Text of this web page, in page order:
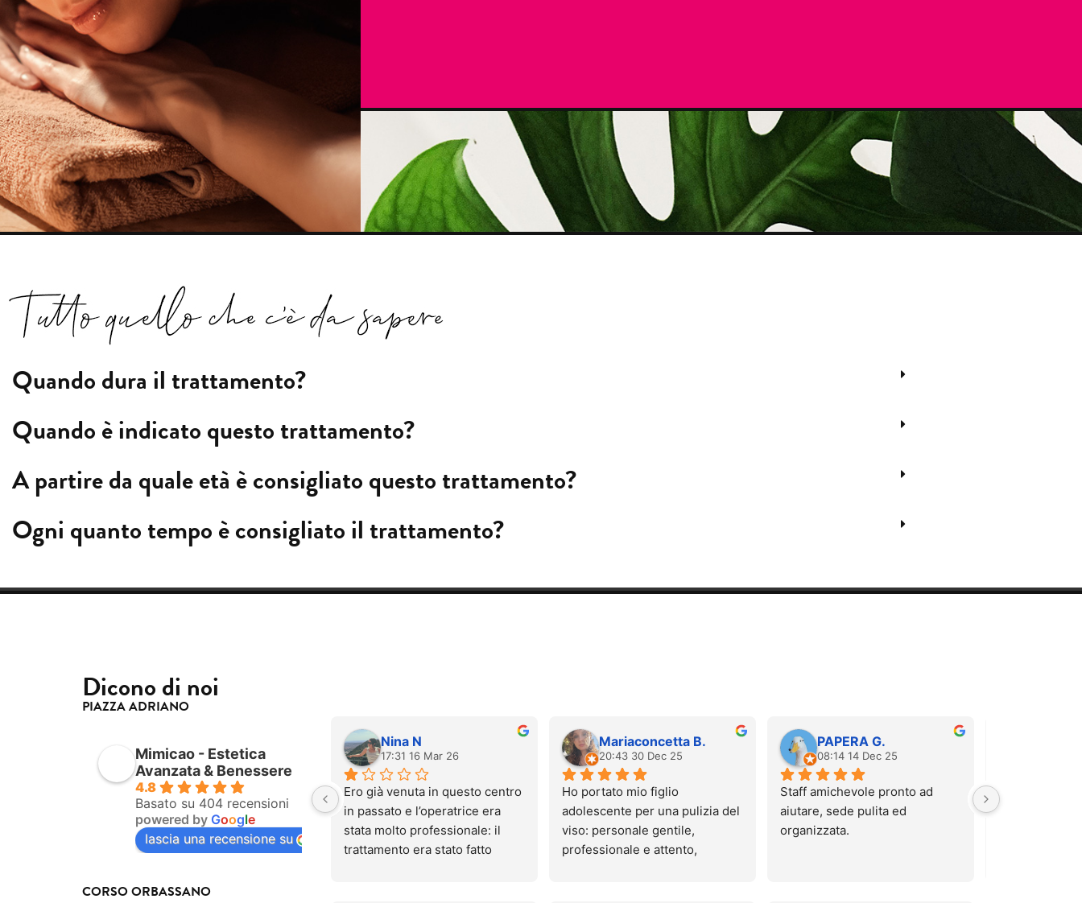
Quando dura il trattamento?
Quando è indicato questo trattamento?
A partire da quale età è consigliato questo trattamento?
Ogni quanto tempo è consigliato il trattamento?
Dicono di noi
PIAZZA ADRIANO
Mimicao - Estetica
Avanzata & Benessere
4.8
Basato su 404 recensioni
powered by Google
lascia una recensione su
Nina N
17:31 16 Mar 26
Ero già venuta in questo centro
in passato e l’operatrice era
stata molto professionale: il
trattamento era stato fatto
Mariaconcetta B.
20:43 30 Dec 25
Ho portato mio figlio
adolescente per una pulizia del
viso: personale gentile,
professionale e attento,
PAPERA G.
08:14 14 Dec 25
Staff amichevole pronto ad
aiutare, sede pulita ed
organizzata.
Sono stata
CORSO ORBASSANO